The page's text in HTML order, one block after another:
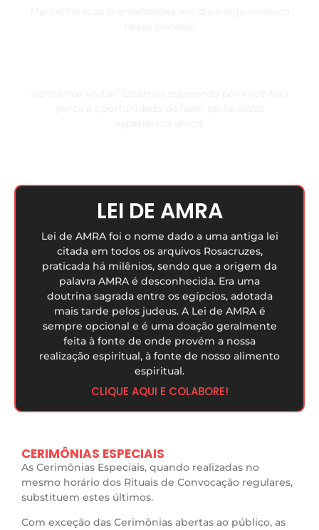
LEI DE AMRA
Lei de AMRA foi o nome dado a uma antiga lei
citada em todos os arquivos Rosacruzes,
praticada há milênios, sendo que a origem da
palavra AMRA é desconhecida. Era uma
doutrina sagrada entre os egípcios, adotada
mais tarde pelos judeus. A Lei de AMRA é
sempre opcional e é uma doação geralmente
feita à fonte de onde provém a nossa
realização espiritual, à fonte de nosso alimento
espiritual.
CLIQUE AQUI E COLABORE!
CERIMÔNIAS ESPECIAIS
As Cerimônias Especiais, quando realizadas no
mesmo horário dos Rituais de Convocação regulares,
substituem estes últimos.
Com exceção das Cerimônias abertas ao público, as